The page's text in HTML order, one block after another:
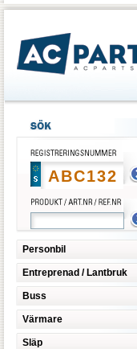
Personbil
Entreprenad / Lantbruk
Buss
Värmare
Släp